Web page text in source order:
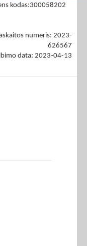
kodas:300058202
numeris: 2023-
626567
data: 2023-04-13